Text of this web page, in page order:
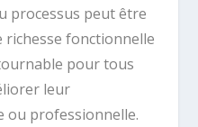
processus peut être
richesse fonctionnelle
pour tous
leur
ou professionnelle.